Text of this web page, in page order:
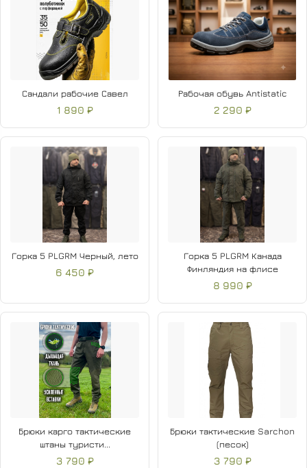
Сандали рабочие Савел
1 890 ₽
Рабочая обувь Antistatic
2 290 ₽
Горка 5 PLGRM Черный, лето
6 450 ₽
Горка 5 PLGRM Канада
Финляндия на флисе
8 990 ₽
Брюки карго тактические
штаны туристи...
3 790 ₽
Брюки тактические Sarchon
(песок)
3 790 ₽